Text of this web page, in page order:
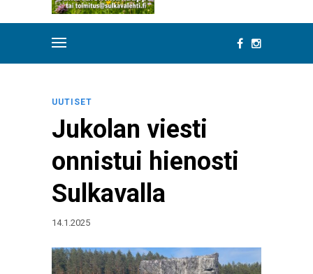
UUTISET
Jukolan viesti
onnistui hienosti
Sulkavalla
14.1.2025